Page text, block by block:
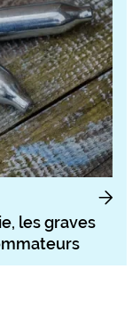
les graves